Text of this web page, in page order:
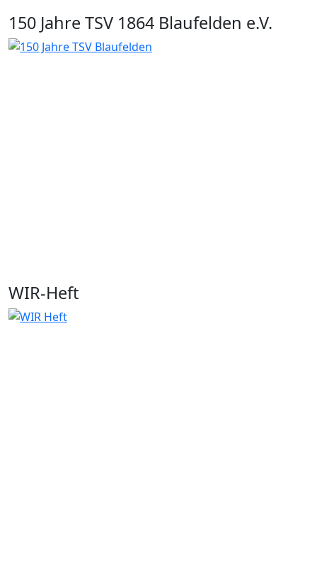
150 Jahre TSV 1864 Blaufelden e.V.
WIR-Heft